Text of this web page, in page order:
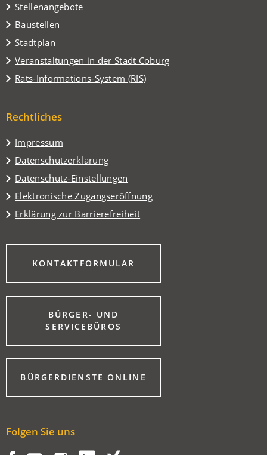
Stellenangebote
Baustellen
Stadtplan
(Öffnet
in
einem
neuen
Veranstaltungen in der Stadt Coburg
(Öffnet
in
einem
Tab)
Rats-Informations-System (RIS)
(Öffnet
neuen
Rechtliches
Impressum
Datenschutzerklärung
Datenschutz-Einstellungen
Elektronische Zugangseröffnung
Erklärung zur Barrierefreiheit
KONTAKTFORMULAR
(ÖFFNET
NEUEN
BÜRGER- UND
SERVICEBÜROS
(ÖFFNET
EINEM
NEUEN
TAB)BÜRGERDIENSTE ONLINE
(ÖFFNET
EINEM
Folgen Sie uns